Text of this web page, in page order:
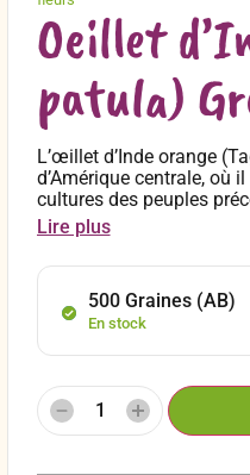
Oeillet
patula)
L’œillet d’Inde orange
d’Amérique centrale, où
cultures des peuples
après les voyages
floraison abondante.
fleurs lumineuses, sa
Lire plus
500 Graines (AB)
En stock